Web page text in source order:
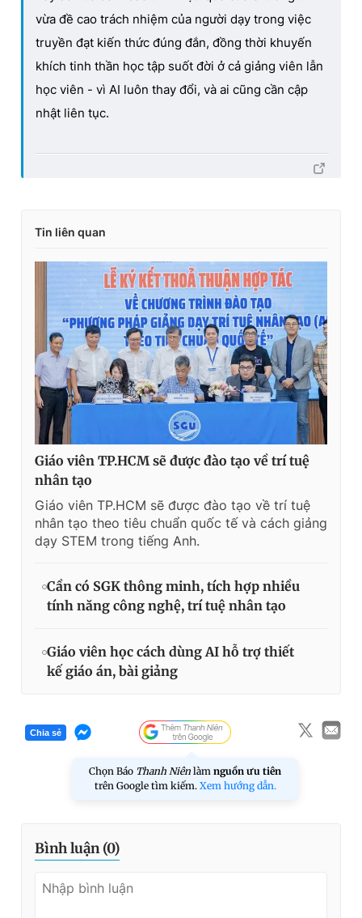
vừa đề cao trách nhiệm của người dạy trong việc
truyền đạt kiến thức đúng đắn, đồng thời khuyến
khích tinh thần học tập suốt đời ở cả giảng viên lẫn
học viên - vì AI luôn thay đổi, và ai cũng cần cập
nhật liên tục.
Tin liên quan
Giáo viên TP.HCM sẽ được đào tạo về trí tuệ
nhân tạo
Giáo viên TP.HCM sẽ được đào tạo về trí tuệ
nhân tạo theo tiêu chuẩn quốc tế và cách giảng
dạy STEM trong tiếng Anh.
Cần có SGK thông minh, tích hợp nhiều
tính năng công nghệ, trí tuệ nhân tạo
Giáo viên học cách dùng AI hỗ trợ thiết
kế giáo án, bài giảng
Chia sẻ
Chọn Báo Thanh Niên làm nguồn ưu tiên
trên Google tìm kiếm. Xem hướng dẫn.
Bình luận (0)